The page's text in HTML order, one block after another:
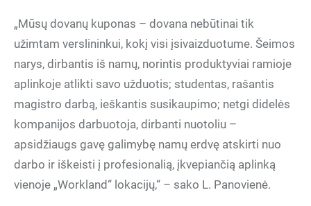
„Mūsų dovanų kuponas – dovana nebūtinai tik
užimtam verslininkui, kokį visi įsivaizduotume. Šeimos
narys, dirbantis iš namų, norintis produktyviai ramioje
aplinkoje atlikti savo užduotis; studentas, rašantis
magistro darbą, ieškantis susikaupimo; netgi didelės
kompanijos darbuotoja, dirbanti nuotoliu –
apsidžiaugs gavę galimybę namų erdvę atskirti nuo
darbo ir iškeisti į profesionalią, įkvepiančią aplinką
vienoje „Workland“ lokacijų,“ – sako L. Panovienė.